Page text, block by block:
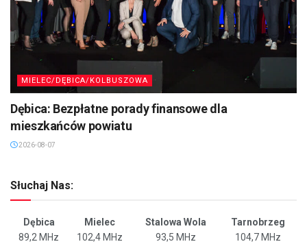
MIELEC/DĘBICA/KOLBUSZOWA
Dębica: Bezpłatne porady finansowe dla
mieszkańców powiatu
2026-08-07
Słuchaj Nas:
Dębica Mielec Stalowa Wola
Tarnobrzeg
89,2 MHz
102,4 MHz 93,5 MHz 104,7 MHz